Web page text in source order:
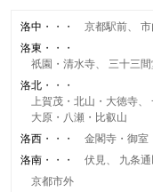
洛中 京都駅前
洛東
祇園・清水寺
三十三
洛北
上賀茂・北山・大徳寺
大原・八瀬・比叡山
洛西
金閣寺・御室
洛南
伏見 九条
京都市外